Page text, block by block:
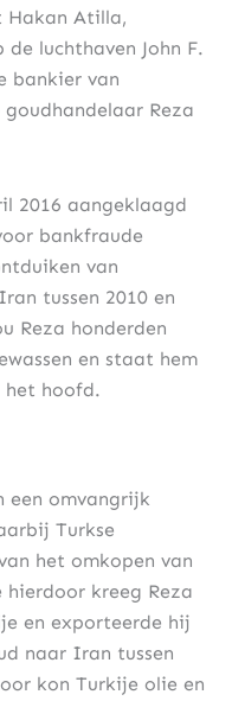
Hakan Atilla,
luchthaven John F.
bankier van
Reza
2016 aangeklaagd
bankfraude
van
tussen 2010 en
Reza honderden
en staat hem
het hoofd.
een omvangrijk
Turkse
het omkopen van
hierdoor kreeg Reza
en exporteerde hij
naar Iran tussen
kon Turkije olie en